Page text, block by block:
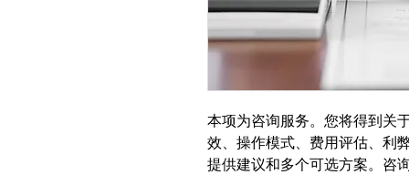
本项为咨询服务。您将得到关
效、操作模式、费用评估、利
提供建议和多个可选方案。咨